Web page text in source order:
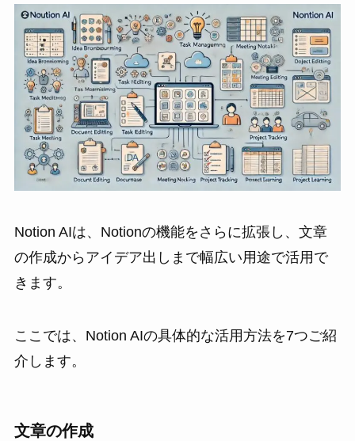
Notion AIは、Notionの機能をさらに拡張し、文章
の作成からアイデア出しまで幅広い用途で活用で
きます。
ここでは、Notion AIの具体的な活用方法を7つご紹
介します。
文章の作成